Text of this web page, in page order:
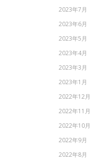
2023年7月
2023年6月
2023年5月
2023年4月
2023年3月
2023年1月
2022年12月
2022年11月
2022年10月
2022年9月
2022年8月